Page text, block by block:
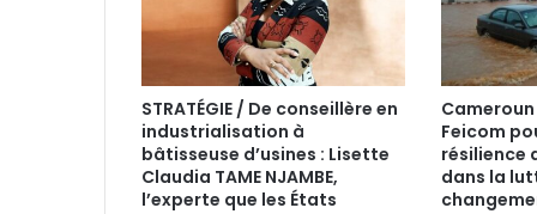
STRATÉGIE / De conseillère en
industrialisation à
bâtisseuse d’usines : Lisette
Claudia TAME NJAMBE,
l’experte que les États
Feicom
résilience
dans la